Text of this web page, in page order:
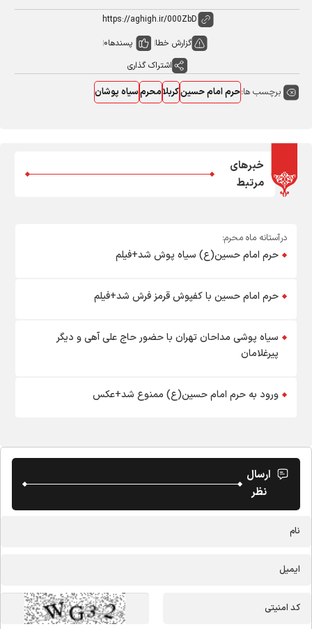
گزارش خطا پسندها0
اشتراک گذاری
برچسب ها:حرم امام حسینکربلامحرمسیاه پوشان
خبرهای
مرتبط
درآستانه ماه محرم:
حرم امام حسین(ع) سیاه پوش شد+فیلم
حرم امام حسین با کفپوش قرمز فرش شد+فیلم
سیاه پوشی مداحان تهران با حضور حاج علی آهی و دیگر
پیرغلامان
ورود به حرم امام حسین(ع) ممنوع شد+عکس
ارسال
نظر